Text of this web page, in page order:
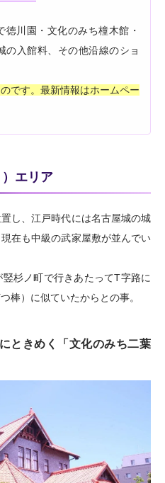
川園・文化のみち橦木館・
の入館料、その他沿線のショ
です。最新情報はホームペー
エリア
し、江戸時代には名古屋城の城
在も中級の武家屋敷が並んでい
杉ノ町で行きあたってT字路に
棒）に似ていたからとの事。
ときめく「文化のみち二葉